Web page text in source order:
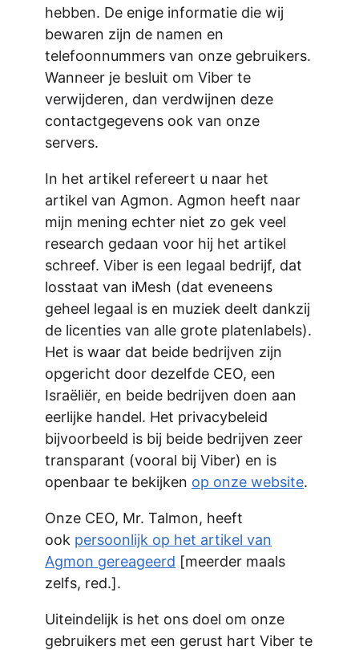
hebben. De enige informatie die wij
bewaren zijn de namen en
telefoonnummers van onze gebruikers.
Wanneer je besluit om Viber te
verwijderen, dan verdwijnen deze
contactgegevens ook van onze
servers.
In het artikel refereert u naar het
artikel van Agmon. Agmon heeft naar
mijn mening echter niet zo gek veel
research gedaan voor hij het artikel
schreef. Viber is een legaal bedrijf, dat
losstaat van iMesh (dat eveneens
geheel legaal is en muziek deelt dankzij
de licenties van alle grote platenlabels).
Het is waar dat beide bedrijven zijn
opgericht door dezelfde CEO, een
Israëliër, en beide bedrijven doen aan
eerlijke handel. Het privacybeleid
bijvoorbeeld is bij beide bedrijven zeer
transparant (vooral bij Viber) en is
openbaar te bekijken op onze website.
Onze CEO, Mr. Talmon, heeft
ook persoonlijk op het artikel van
Agmon gereageerd [meerder maals
zelfs, red.].
Uiteindelijk is het ons doel om onze
gebruikers met een gerust hart Viber te